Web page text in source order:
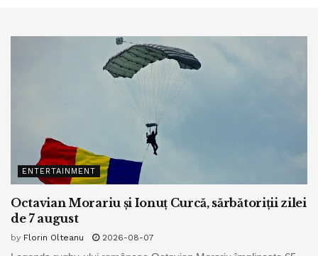
ENTERTAINMENT
Octavian Morariu și Ionuț Curcă, sărbătoriții zilei
de 7 august
by Florin Olteanu 2026-08-07